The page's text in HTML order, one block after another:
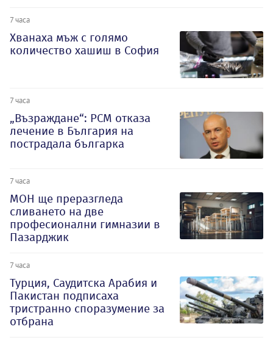
7 часа
Хванаха мъж с голямо
количество хашиш в София
7 часа
„Възраждане“: РСМ отказа
лечение в България на
пострадала българка
7 часа
МОН ще преразгледа
сливането на две
професионални гимназии в
Пазарджик
7 часа
Турция, Саудитска Арабия и
Пакистан подписаха
тристранно споразумение за
отбрана